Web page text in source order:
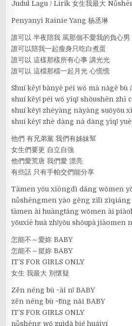
Judul Lagu / Lirik 女生我最大
Penyanyi Rainie Yang 杨丞琳
誰可以 半夜陪我 罵那個不愛我的負心男
誰可以陪我一起瘦身只吃白煮蛋
誰可以 這樣那樣所有心事 講光光
誰可以 這檔那檔一起月光 心慌慌
Shuí kěyǐ bànyè péi wǒ mà nàgè
shuí kěyǐ péi wǒ yīqǐ shòushēn zhī
shuí kěyǐ zhèyàng nàyàng suǒyǒu
shuí kěyǐ zhè dàng nà dàng yīqǐ
他們 有兄弟黨 我們有姊妹幫
女生們要更 自立自強
他們愛荒唐 我們愛 漂亮
有些話 只有手帕交們能分享
Tāmen yǒu xiōngdì dǎng wǒmen
nǚshēngmen yào gèng zìlì zìqiáng
tāmen ài huāngtáng wǒmen ài
yǒuxiē huà zhǐyǒu shǒupà jiāomen
怎能不～愛妳 BABY
怎能不～挺妳 BABY
IT’S FOR GIRLS ONLY
女生 我最大 別懷疑
Zěn néng bù ~ài nǐ BABY
zěn néng bù ~tǐng nǎi BABY
IT’S FOR GIRLS ONLY
nǚshēng wǒ zuìdà bié huáiyí